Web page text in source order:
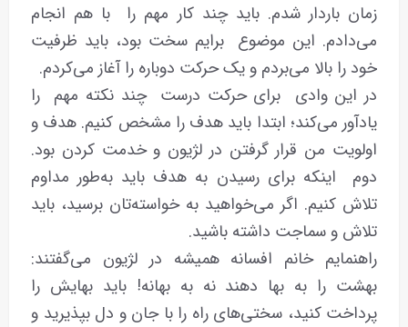
زمان باردار شدم. باید چند کار مهم را با هم انجام
می‌دادم. این موضوع برایم سخت بود، باید ظرفیت
خود را بالا می‌بردم و یک حرکت دوباره را آغاز می‌کردم.
در این وادی برای حرکت درست چند نکته مهم را
یادآور می‌کند؛ ابتدا باید هدف را مشخص کنیم. هدف و
اولویت من قرار گرفتن در لژیون و خدمت کردن بود.
دوم اینکه برای رسیدن به هدف باید به‌طور مداوم
تلاش کنیم. اگر می‌خواهید به خواسته‌تان برسید، باید
تلاش و سماجت داشته باشید.
راهنمایم خانم افسانه همیشه در لژیون می‌گفتند:
بهشت را به بها دهند نه به بهانه! باید بهایش را
پرداخت کنید، سختی‌های راه را با جان و دل بپذیرید و